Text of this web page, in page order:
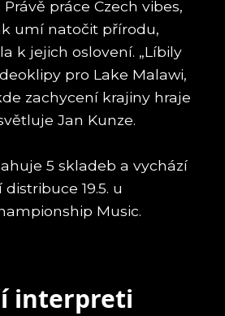
práce Czech vibes,
umí natočit přírodu,
k jejich oslovení. „Líbily
pro Lake Malawi,
zachycení krajiny hraje
Jan Kunze.
5 skladeb a vychází
19.5. u
Music.
interpreti